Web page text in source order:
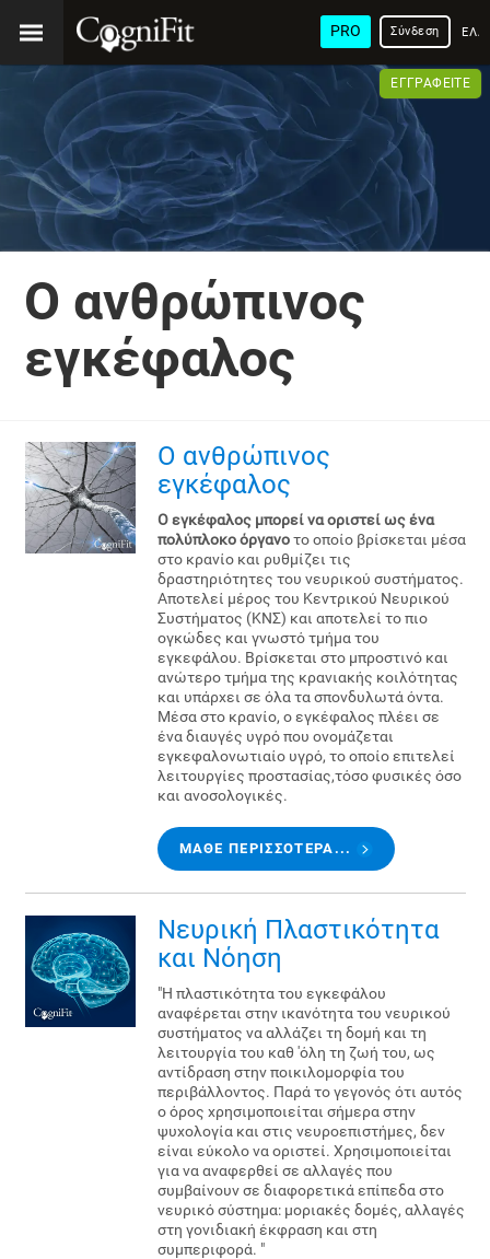
PRO Σύνδεση
ΕΓΓΡΑΦΕΊΤΕ
Ο ανθρώπινος
εγκέφαλος
Ο ανθρώπινος
εγκέφαλος
Ο εγκέφαλος μπορεί να οριστεί ως ένα
πολύπλοκο όργανοτο οποίο βρίσκεται μέσα
στο κρανίο και ρυθμίζει τις
δραστηριότητες του νευρικού συστήματος.
Αποτελεί μέρος του Κεντρικού Νευρικού
Συστήματος (ΚΝΣ) και αποτελεί το πιο
ογκώδες και γνωστό τμήμα του
εγκεφάλου. Βρίσκεται στο μπροστινό και
ανώτερο τμήμα της κρανιακής κοιλότητας
και υπάρχει σε όλα τα σπονδυλωτά όντα.
Μέσα στο κρανίο, ο εγκέφαλος πλέει σε
ένα διαυγές υγρό που ονομάζεται
εγκεφαλονωτιαίο υγρό, το οποίο επιτελεί
λειτουργίες προστασίας,τόσο φυσικές όσο
και ανοσολογικές.
ΜΆΘΕ ΠΕΡΙΣΣΌΤΕΡΑ...
Νευρική Πλαστικότητα
και Νόηση
"Η πλαστικότητα του εγκεφάλου
αναφέρεται στην ικανότητα του νευρικού
συστήματος να αλλάζει τη δομή και τη
λειτουργία του καθ 'όλη τη ζωή του, ως
αντίδραση στην ποικιλομορφία του
περιβάλλοντος. Παρά το γεγονός ότι αυτός
ο όρος χρησιμοποιείται σήμερα στην
ψυχολογία και στις νευροεπιστήμες, δεν
είναι εύκολο να οριστεί. Χρησιμοποιείται
για να αναφερθεί σε αλλαγές που
συμβαίνουν σε διαφορετικά επίπεδα στο
νευρικό σύστημα: μοριακές δομές, αλλαγές
στη γονιδιακή έκφραση και στη
συμπεριφορά. "